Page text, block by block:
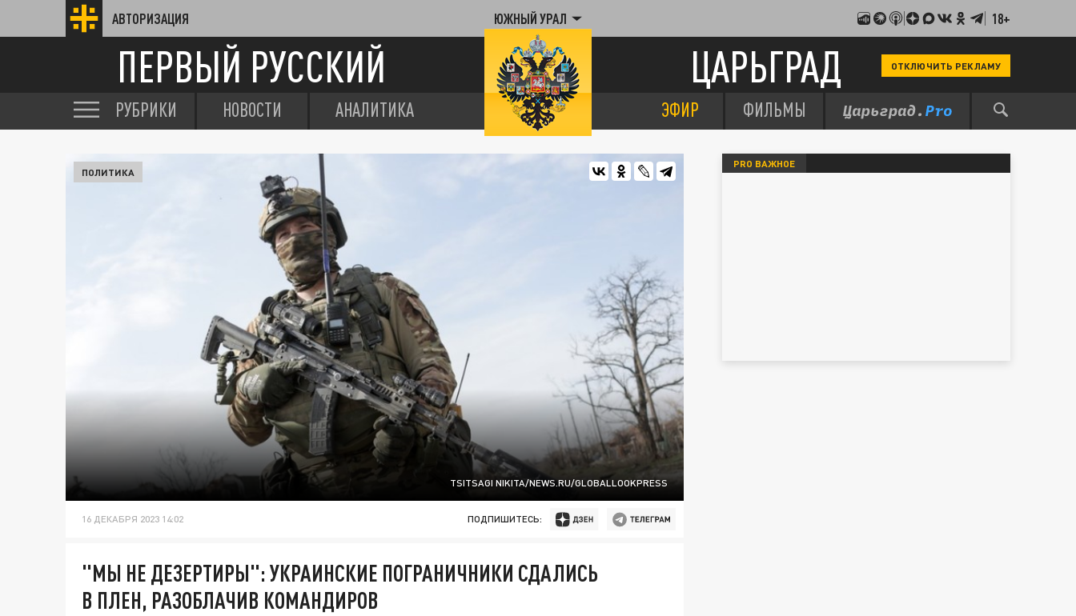
АВТОРИЗАЦИЯ ЮЖНЫЙ УРАЛ 18+
ПЕРВЫЙ РУССКИЙ ЦАРЬГРАД ОТКЛЮЧИТЬ РЕКЛАМУ
РУБРИКИ НОВОСТИ АНАЛИТИКА ЭФИР ФИЛЬМЫ
TSITSAGI NIKITA/NEWS.RU/GLOBALLOOKPRESS
ПОЛИТИКА
16 ДЕКАБРЯ 2023 14:02 ПОДПИШИТЕСЬ:
"МЫ НЕ ДЕЗЕРТИРЫ": УКРАИНСКИЕ ПОГРАНИЧНИКИ СДАЛИСЬ
В ПЛЕН, РАЗОБЛАЧИВ КОМАНДИРОВ
PRO ВАЖНОЕ